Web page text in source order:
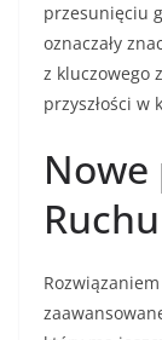
przesunięciu
oznaczały
z kluczowego
przyszłości w